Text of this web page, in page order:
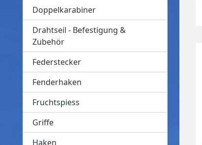
Doppelkarabiner
Drahtseil - Befestigung &
Zubehör
Federstecker
Fenderhaken
Fruchtspiess
Griffe
Haken